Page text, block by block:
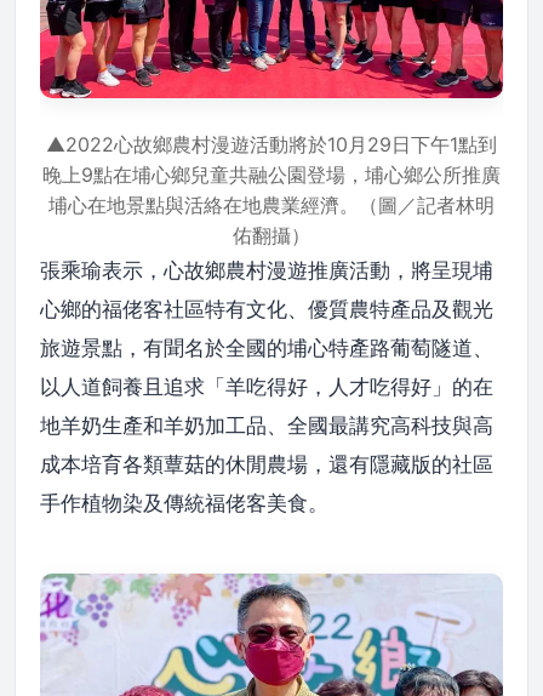
▲2022心故鄉農村漫遊活動將於10月29日下午1點到
晚上9點在埔心鄉兒童共融公園登場，埔心鄉公所推廣
埔心在地景點與活絡在地農業經濟。（圖／記者林明
佑翻攝）
張乘瑜表示，心故鄉農村漫遊推廣活動，將呈現埔
心鄉的福佬客社區特有文化、優質農特產品及觀光
旅遊景點，有聞名於全國的埔心特產路葡萄隧道、
以人道飼養且追求「羊吃得好，人才吃得好」的在
地羊奶生產和羊奶加工品、全國最講究高科技與高
成本培育各類蕈菇的休閒農場，還有隱藏版的社區
手作植物染及傳統福佬客美食。